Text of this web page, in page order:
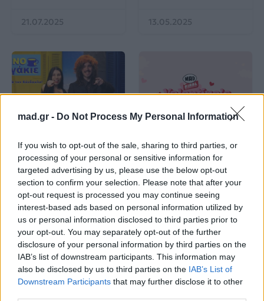
mad.gr - Do Not Process My Personal Information
If you wish to opt-out of the sale, sharing to third parties, or
processing of your personal or sensitive information for
targeted advertising by us, please use the below opt-out
section to confirm your selection. Please note that after your
opt-out request is processed you may continue seeing
interest-based ads based on personal information utilized by
us or personal information disclosed to third parties prior to
your opt-out. You may separately opt-out of the further
disclosure of your personal information by third parties on the
IAB’s list of downstream participants. This information may
also be disclosed by us to third parties on the IAB’s List of
Downstream Participants that may further disclose it to other
21.07.2025 13.05.2025
Life
ΠΡΩΙΝΟ Chaγάκιε: Το
Πρωϊνό που ΔΕΝ
παίζει ΠΡΩΙ έρχεται
στο Mad Viral!
05.05.2025
Mad Viral
Mad Viral: Valentine’s
Secret Dates
06.02.2025